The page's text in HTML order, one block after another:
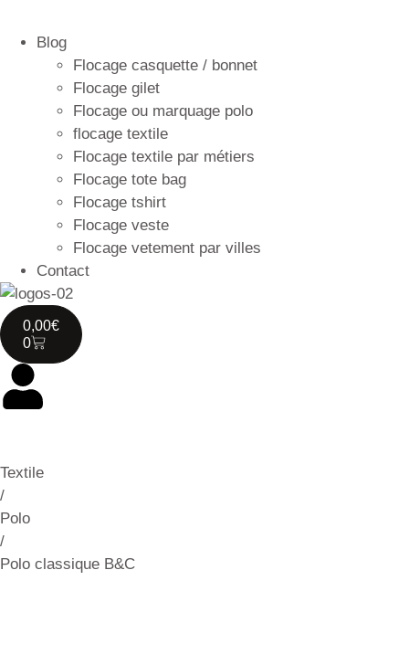
Blog
Flocage casquette / bonnet
Flocage gilet
Flocage ou marquage polo
flocage textile
Flocage textile par métiers
Flocage tote bag
Flocage tshirt
Flocage veste
Flocage vetement par villes
Contact
0,00€
0
Textile
/
Polo
/
Polo classique B&C